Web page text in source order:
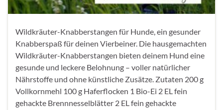
Wildkräuter-Knabberstangen für Hunde, ein gesunder
Knabberspaß für deinen Vierbeiner. Die hausgemachten
Wildkräuter-Knabberstangen bieten deinem Hund eine
gesunde und leckere Belohnung – voller natürlicher
Nährstoffe und ohne künstliche Zusätze. Zutaten 200 g
Vollkornmehl 100 g Haferflocken 1 Bio-Ei 2 EL fein
gehackte Brennnesselblätter 2 EL fein gehackte